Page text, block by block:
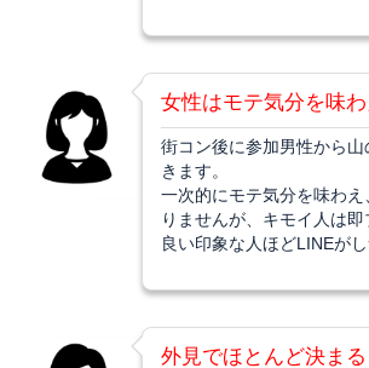
女性はモテ気分を味
街コン後に参加男性から
きます。
一次的にモテ気分を味わえ
りませんが、キモイ人は即
良い印象な人ほどLINEが
外見でほとんど決まる